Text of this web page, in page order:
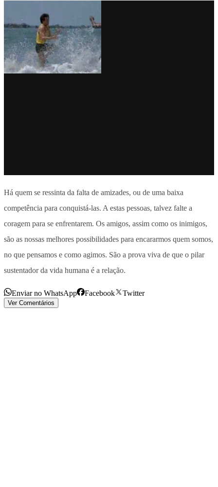
Há quem se ressinta da falta de amizades, ou de uma baixa
competência para conquistá-las. A estas pessoas, talvez falte a
coragem para se enfrentarem. Os amigos, assim como os inimigos,
são as nossas melhores possibilidades para encararmos quem somos,
no que pensamos e como agimos. São a prova viva de que o pilar
sustentador da vida humana é a relação.
Enviar no WhatsApp Facebook Twitter
Ver Comentários